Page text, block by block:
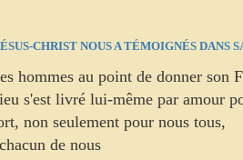
CHRIST NOUS A TÉMOIGNÉS DANS
hommes au point de donner son
s'est livré lui-même par amour
non seulement pour nous tous,
de nous